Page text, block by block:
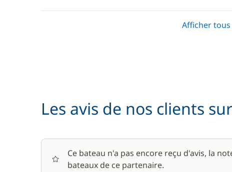
Afficher tous
Les avis de nos clients
Ce bateau n'a pas encore reçu d'avis, la
bateaux de ce partenaire.